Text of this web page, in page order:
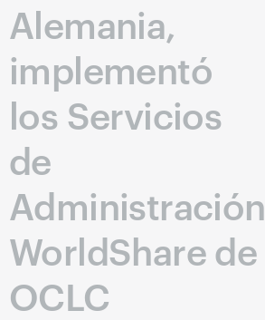
Alemania,
implementó
los Servicios
de
Administración
WorldShare de
OCLC